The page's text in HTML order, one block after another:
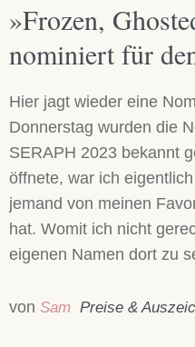
»Frozen,
nominiert für
Hier jagt wieder eine
Donnerstag wurden die
SERAPH 2023 bekannt
öffnete, war ich
jemand von meinen
hat. Womit ich nicht
eigenen Namen dort zu
vonSam Preise &